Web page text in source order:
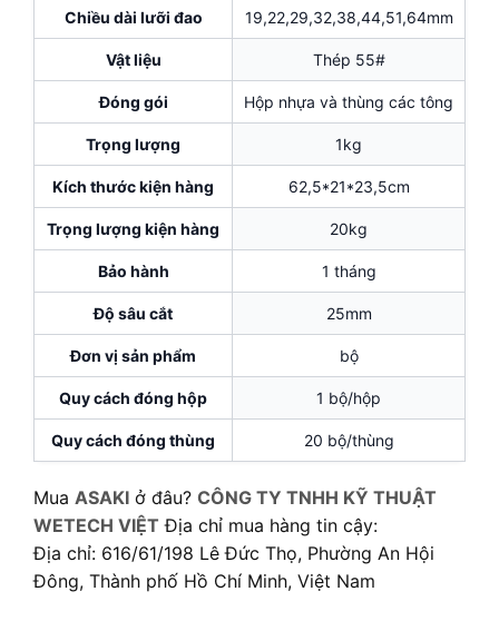
Chiều dài lưỡi đao 19,22,29,32,38,44,51,64mm
Vật liệu Thép 55#
Đóng gói Hộp nhựa và thùng các tông
Trọng lượng 1kg
Kích thước kiện hàng 62,5*21*23,5cm
Trọng lượng kiện hàng 20kg
Bảo hành 1 tháng
Độ sâu cắt 25mm
Đơn vị sản phẩm bộ
Quy cách đóng hộp 1 bộ/hộp
Quy cách đóng thùng 20 bộ/thùng
Mua ASAKI ở đâu? CÔNG TY TNHH KỸ THUẬT
WETECH VIỆT Địa chỉ mua hàng tin cậy:
Địa chỉ: 616/61/198 Lê Đức Thọ, Phường An Hội
Đông, Thành phố Hồ Chí Minh, Việt Nam